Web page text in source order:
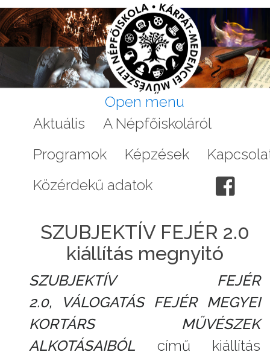
Open menu
Aktuális
A Népfőiskoláról
Programok
Képzések
Közérdekű adatok
SZUBJEKTÍV FEJÉR 2.0
kiállítás megnyitó
SZUBJEKTÍV FEJÉR
2.0,
VÁLOGATÁS FEJÉR MEGYEI
KORTÁRS MŰVÉSZEK
ALKOTÁSAIBÓL című kiállítás